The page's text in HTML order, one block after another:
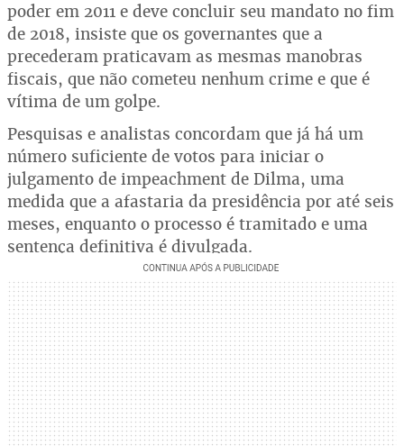
poder em 2011 e deve concluir seu mandato no fim
de 2018, insiste que os governantes que a
precederam praticavam as mesmas manobras
fiscais, que não cometeu nenhum crime e que é
vítima de um golpe.
Pesquisas e analistas concordam que já há um
número suficiente de votos para iniciar o
julgamento de impeachment de Dilma, uma
medida que a afastaria da presidência por até seis
meses, enquanto o processo é tramitado e uma
sentença definitiva é divulgada.